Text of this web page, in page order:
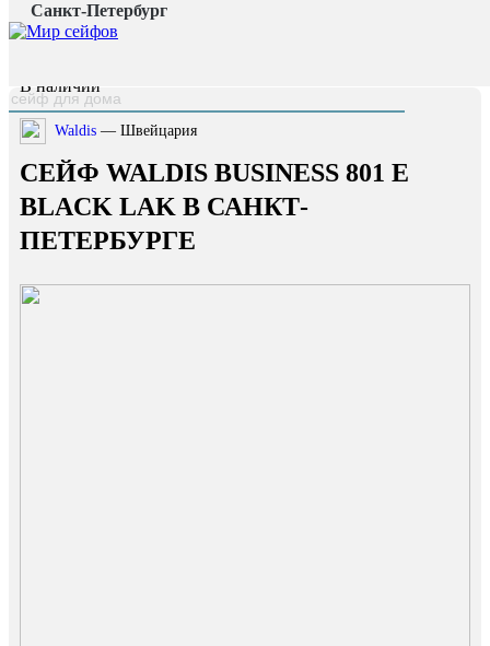
Санкт-Петербург
Главная страница /
Каталог /
В наличии
Waldis — Швейцария
СЕЙФ WALDIS BUSINESS 801 E
BLACK LAK В САНКТ-
ПЕТЕРБУРГЕ